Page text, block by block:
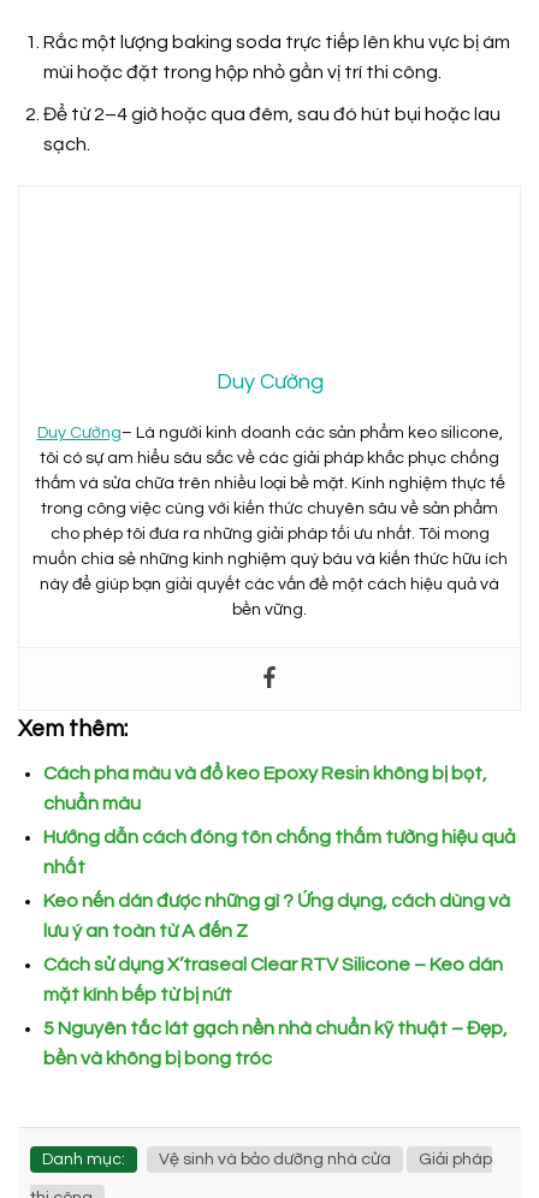
Rắc một lượng baking soda trực tiếp lên khu vực bị ám
mùi hoặc đặt trong hộp nhỏ gần vị trí thi công.
Để từ 2–4 giờ hoặc qua đêm, sau đó hút bụi hoặc lau
sạch.
Duy Cường
Duy Cường– Là người kinh doanh các sản phẩm keo silicone,
tôi có sự am hiểu sâu sắc về các giải pháp khắc phục chống
thấm và sửa chữa trên nhiều loại bề mặt. Kinh nghiệm thực tế
trong công việc cùng với kiến thức chuyên sâu về sản phẩm
cho phép tôi đưa ra những giải pháp tối ưu nhất. Tôi mong
muốn chia sẻ những kinh nghiệm quý báu và kiến thức hữu ích
này để giúp bạn giải quyết các vấn đề một cách hiệu quả và
bền vững.
Xem thêm:
Cách pha màu và đổ keo Epoxy Resin không bị bọt,
chuẩn màu
Hướng dẫn cách đóng tôn chống thấm tường hiệu quả
nhất
Keo nến dán được những gì ? Ứng dụng, cách dùng và
lưu ý an toàn từ A đến Z
Cách sử dụng X’traseal Clear RTV Silicone – Keo dán
mặt kính bếp từ bị nứt
5 Nguyên tắc lát gạch nền nhà chuẩn kỹ thuật – Đẹp,
bền và không bị bong tróc
Danh mục: Vệ sinh và bảo dưỡng nhà cửa Giải pháp